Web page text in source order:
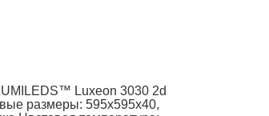
Luxeon 3030 2d
размеры: 595x595x40,